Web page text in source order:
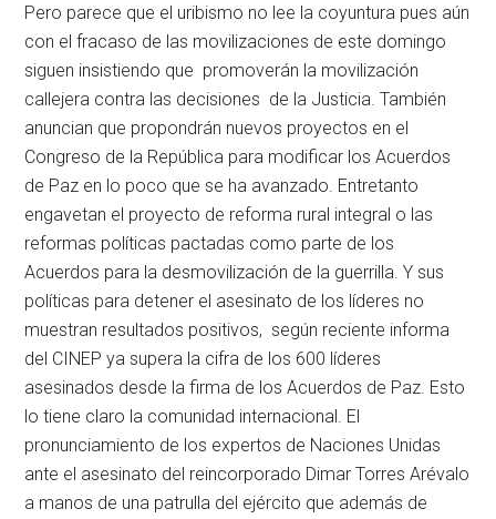
Pero parece que el uribismo no lee la coyuntura pues aún
con el fracaso de las movilizaciones de este domingo
siguen insistiendo que promoverán la movilización
callejera contra las decisiones de la Justicia. También
anuncian que propondrán nuevos proyectos en el
Congreso de la República para modificar los Acuerdos
de Paz en lo poco que se ha avanzado. Entretanto
engavetan el proyecto de reforma rural integral o las
reformas políticas pactadas como parte de los
Acuerdos para la desmovilización de la guerrilla. Y sus
políticas para detener el asesinato de los líderes no
muestran resultados positivos, según reciente informa
del CINEP ya supera la cifra de los 600 líderes
asesinados desde la firma de los Acuerdos de Paz. Esto
lo tiene claro la comunidad internacional. El
pronunciamiento de los expertos de Naciones Unidas
ante el asesinato del reincorporado Dimar Torres Arévalo
a manos de una patrulla del ejército que además de